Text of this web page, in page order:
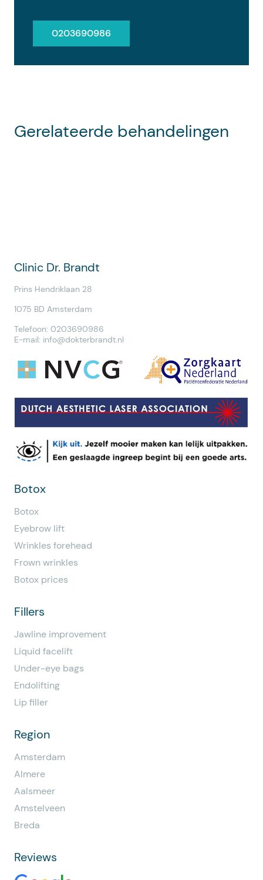
0203690986
Gerelateerde behandelingen
Clinic Dr. Brandt
Prins Hendriklaan 28
1075 BD Amsterdam
Telefoon: 0203690986
E-mail: info@dokterbrandt.nl
Botox
Botox
Eyebrow lift
Wrinkles forehead
Frown wrinkles
Botox prices
Fillers
Jawline improvement
Liquid facelift
Under-eye bags
Endolifting
Lip filler
Region
Amsterdam
Almere
Aalsmeer
Amstelveen
Breda
Reviews